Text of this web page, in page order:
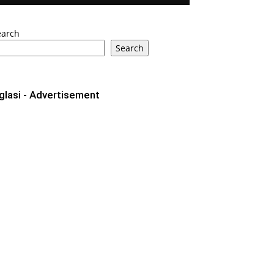
Search
- Advertisement